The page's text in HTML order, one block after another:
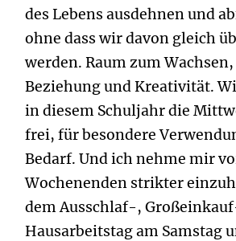
des Lebens ausdehnen und
ohne dass wir davon gleich
werden. Raum zum
Beziehung und Kreativität.
in diesem Schuljahr die
frei, für besondere
Bedarf. Und ich nehme mir
Wochenenden strikter
dem Ausschlaf-,
Hausarbeitstag am Samstag